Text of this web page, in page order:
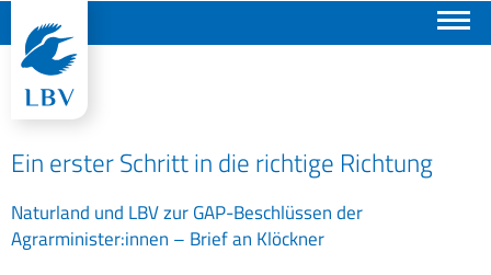
Ein erster Schritt in die richtige Richtung
Naturland und LBV zur GAP-Beschlüssen der
Agrarminister:innen – Brief an Klöckner